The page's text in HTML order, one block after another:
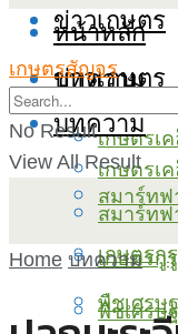
ข่าวเกษตร
บทความ
เกษตรเ
สมาร์ทฟ
เกษตรกูรู
พืชเศรษ
หน้าหลัก
ข่าวเกษตร
บทความ
เกษตรเ
สมาร์ทฟ
เกษตรกูรู
พืชเศรษ
เกษตรสัญจร
No Result
View All Result
Home บทความ